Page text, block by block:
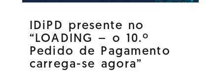
IDiPD presente no
“LOADING – o 10.º
Pedido de Pagamento
carrega-se agora”